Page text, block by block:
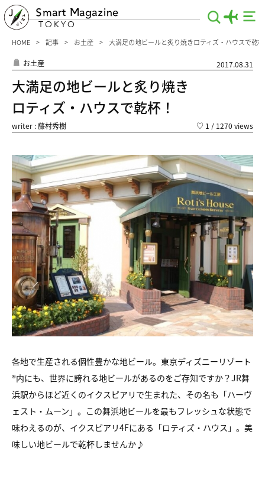
Smart Magazine
TOKYO
HOME 記事 お土産 大満足の地ビールと炙り焼きロティズ・ハウスで乾
お土産 2017.08.31
大満足の地ビールと炙り焼き
ロティズ・ハウスで乾杯！
writer : 藤村秀樹 ♡ 1 / 1270 views
各地で生産される個性豊かな地ビール。東京ディズニーリゾート
®内にも、世界に誇れる地ビールがあるのをご存知ですか？JR舞
浜駅からほど近くのイクスピアリで生まれた、その名も「ハーヴ
ェスト・ムーン」。この舞浜地ビールを最もフレッシュな状態で
味わえるのが、イクスピアリ4Fにある「ロティズ・ハウス」。美
味しい地ビールで乾杯しませんか♪